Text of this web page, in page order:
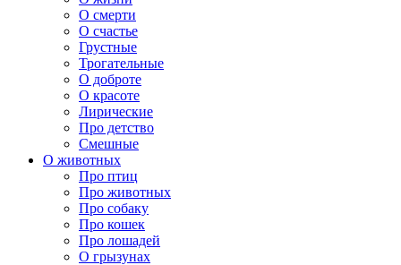
О смерти
О счастье
Грустные
Трогательные
О доброте
О красоте
Лирические
Про детство
Смешные
О животных
Про птиц
Про животных
Про собаку
Про кошек
Про лошадей
О грызунах